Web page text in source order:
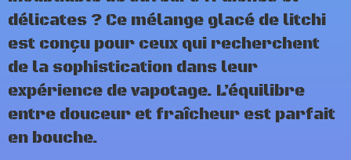
délicates ? Ce mélange glacé de litchi
est conçu pour ceux qui recherchent
de la sophistication dans leur
expérience de vapotage. L’équilibre
entre douceur et fraîcheur est parfait
en bouche.